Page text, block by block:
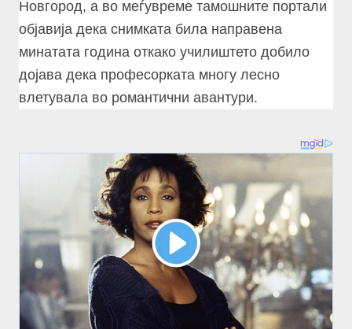
Новгород, а во меѓувреме тамошните портали
објавија дека снимката била направена
минатата година откако училиштето добило
дојава дека професорката многу лесно
влетувала во романтични авантури.